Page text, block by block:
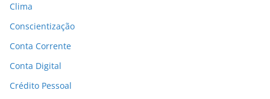
Clima
Conscientização
Conta Corrente
Conta Digital
Crédito Pessoal